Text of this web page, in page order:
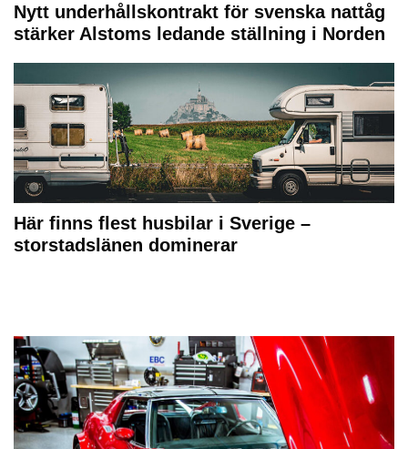
Nytt underhållskontrakt för svenska nattåg
stärker Alstoms ledande ställning i Norden
Här finns flest husbilar i Sverige –
storstadslänen dominerar